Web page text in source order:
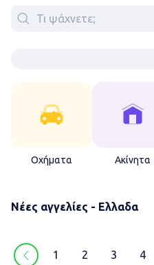
Οχήματα Ακίνητα
Νέες αγγελίες - Ελλαδα
1 2 3 4